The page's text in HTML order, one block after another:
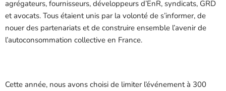
agrégateurs, fournisseurs, développeurs d’EnR, syndicats, GRD
et avocats. Tous étaient unis par la volonté de s’informer, de
nouer des partenariats et de construire ensemble l’avenir de
l’autoconsommation collective en France.
Cette année, nous avons choisi de limiter l’événement à 300